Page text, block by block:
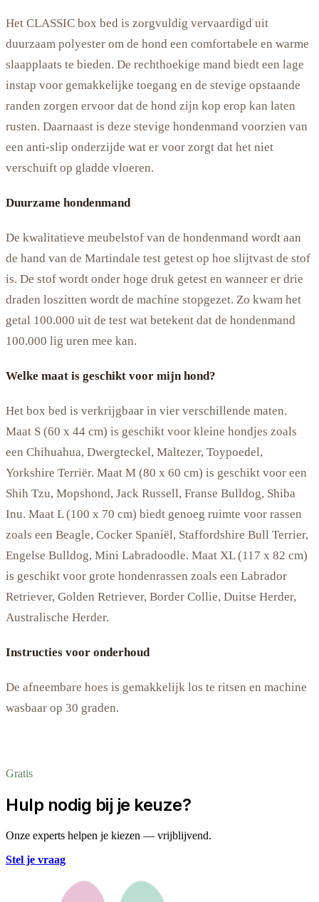
Het CLASSIC box bed is zorgvuldig vervaardigd uit
duurzaam polyester om de hond een comfortabele en warme
slaapplaats te bieden. De rechthoekige mand biedt een lage
instap voor gemakkelijke toegang en de stevige opstaande
randen zorgen ervoor dat de hond zijn kop erop kan laten
rusten. Daarnaast is deze stevige hondenmand voorzien van
een anti-slip onderzijde wat er voor zorgt dat het niet
verschuift op gladde vloeren.
Duurzame hondenmand
De kwalitatieve meubelstof van de hondenmand wordt aan
de hand van de Martindale test getest op hoe slijtvast de stof
is. De stof wordt onder hoge druk getest en wanneer er drie
draden loszitten wordt de machine stopgezet. Zo kwam het
getal 100.000 uit de test wat betekent dat de hondenmand
100.000 lig uren mee kan.
Welke maat is geschikt voor mijn hond?
Het box bed is verkrijgbaar in vier verschillende maten.
Maat S (60 x 44 cm) is geschikt voor kleine hondjes zoals
een Chihuahua, Dwergteckel, Maltezer, Toypoedel,
Yorkshire Terriër. Maat M (80 x 60 cm) is geschikt voor een
Shih Tzu, Mopshond, Jack Russell, Franse Bulldog, Shiba
Inu. Maat L (100 x 70 cm) biedt genoeg ruimte voor rassen
zoals een Beagle, Cocker Spaniël, Staffordshire Bull Terrier,
Engelse Bulldog, Mini Labradoodle. Maat XL (117 x 82 cm)
is geschikt voor grote hondenrassen zoals een Labrador
Retriever, Golden Retriever, Border Collie, Duitse Herder,
Australische Herder.
Instructies voor onderhoud
De afneembare hoes is gemakkelijk los te ritsen en machine
wasbaar op 30 graden.
Gratis
Hulp nodig bij je keuze?
Onze experts helpen je kiezen — vrijblijvend.
Stel je vraag